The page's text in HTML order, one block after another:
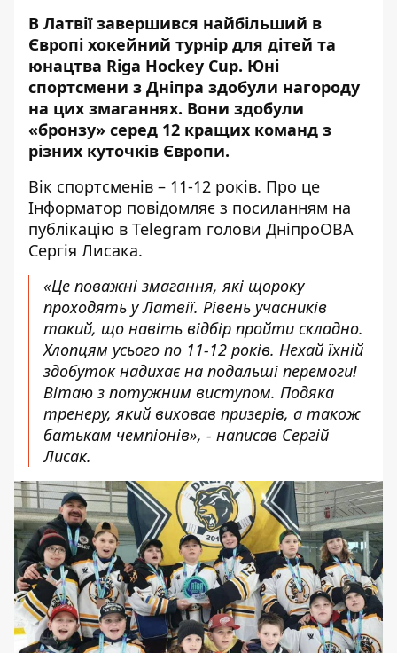
В Латвії завершився найбільший в
Європі хокейний турнір для дітей та
юнацтва Riga Hockey Cup. Юні
спортсмени з Дніпра здобули нагороду
на цих змаганнях. Вони здобули
«бронзу» серед 12 кращих команд з
різних куточків Європи.
Вік спортсменів – 11-12 років. Про це
Інформатор повідомляє з посиланням на
публікацію в Telegram голови ДніпроОВА
Сергія Лисака.
«Це поважні змагання, які щороку
проходять у Латвії. Рівень учасників
такий, що навіть відбір пройти складно.
Хлопцям усього по 11-12 років. Нехай їхній
здобуток надихає на подальші перемоги!
Вітаю з потужним виступом. Подяка
тренеру, який виховав призерів, а також
батькам чемпіонів», - написав Сергій
Лисак.